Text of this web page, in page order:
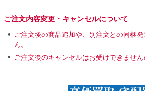
ご注文内容変更・キャンセルについて
ご注文後の商品追加や、別注文との同梱
ん。
ご注文後のキャンセルはお受けできません